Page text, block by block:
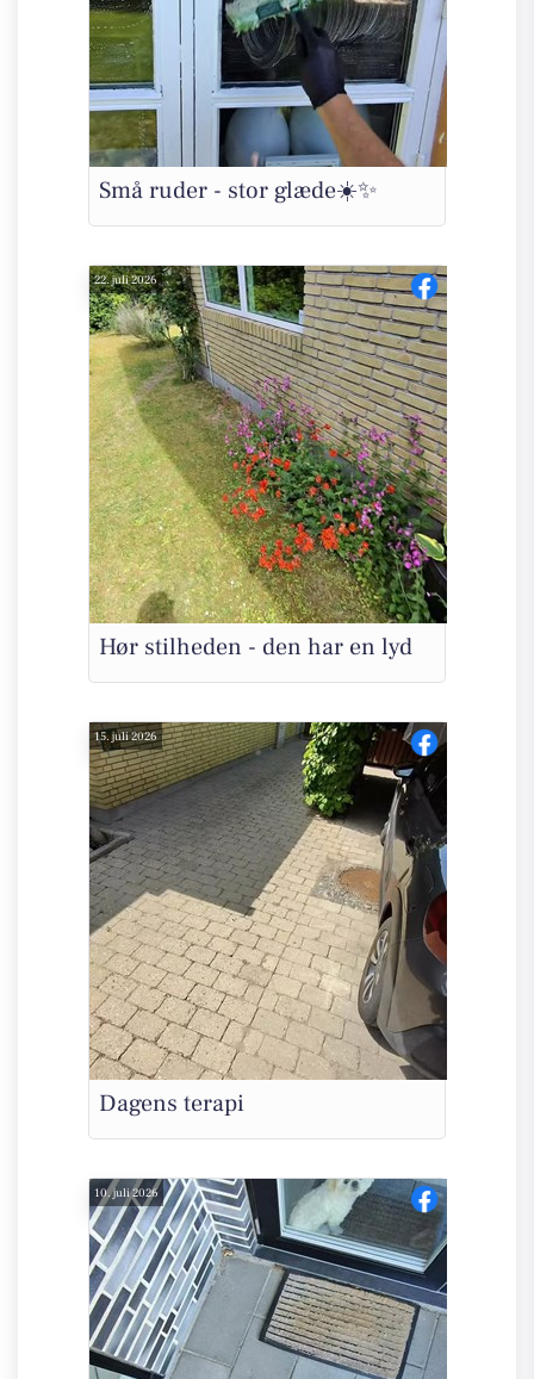
Små ruder - stor glæde☀️✨
22. juli 2026
Hør stilheden - den har en lyd
15. juli 2026
Dagens terapi
10. juli 2026